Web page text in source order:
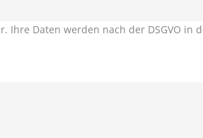
Daten werden nach der DSGVO in